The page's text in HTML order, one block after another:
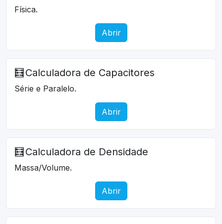
Física.
Abrir
🧮 Calculadora de Capacitores
Série e Paralelo.
Abrir
🧮 Calculadora de Densidade
Massa/Volume.
Abrir